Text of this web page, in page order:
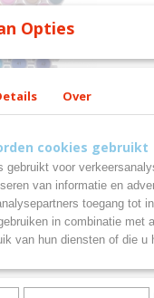
3 ml cups
Opties
Over
cookies gebruikt
gebruikt voor
van informatie en
toegang tot
in combinatie met
van hun diensten of die u